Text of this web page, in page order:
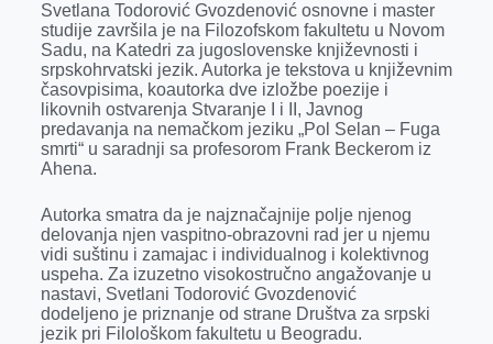
Svetlana Todorović Gvozdenović osnovne i master
studije završila je na Filozofskom fakultetu u Novom
Sadu, na Katedri za jugoslovenske književnosti i
srpskohrvatski jezik. Autorka je tekstova u književnim
časovpisima, koautorka dve izložbe poezije i
likovnih ostvarenja Stvaranje I i II, Javnog
predavanja na nemačkom jeziku „Pol Selan – Fuga
smrti“ u saradnji sa profesorom Frank Beckerom iz
Ahena.
Autorka smatra da je najznačajnije polje njenog
delovanja njen vaspitno-obrazovni rad jer u njemu
vidi suštinu i zamajac i individualnog i kolektivnog
uspeha. Za izuzetno visokostručno angažovanje u
nastavi, Svetlani Todorović Gvozdenović
dodeljeno je priznanje od strane Društva za srpski
jezik pri Filološkom fakultetu u Beogradu.